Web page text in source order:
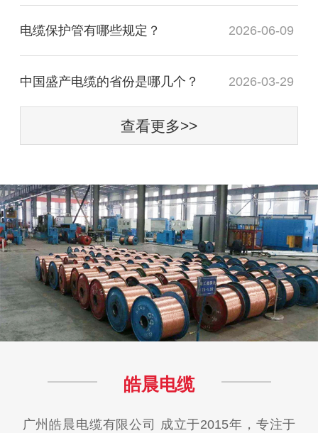
电缆保护管有哪些规定？ 2026-06-09
中国盛产电缆的省份是哪几个？ 2026-03-29
查看更多>>
皓晨电缆
广州皓晨电缆有限公司 成立于2015年，专注于